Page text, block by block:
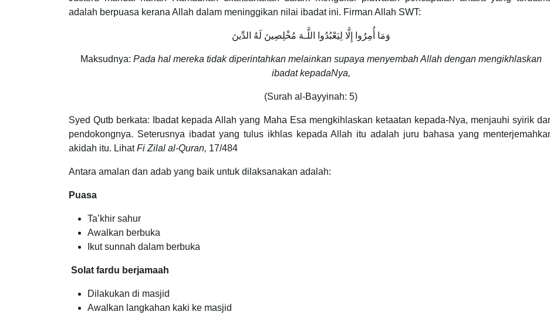
adalah berpuasa kerana Allah dalam meninggikan nilai ibadat ini. Firman Allah SWT:
وَمَا أُمِرُوا إِلَّا لِيَعْبُدُوا اللَّـهَ مُخْلِصِينَ لَهُ الدِّينَ
Maksudnya: Pada hal mereka tidak diperintahkan melainkan supaya menyembah Allah dengan mengikhlaskan
ibadat kepadaNya,
(Surah al-Bayyinah: 5)
Syed Qutb berkata: Ibadat kepada Allah yang Maha Esa mengkihlaskan ketaatan kepada-Nya, menjauhi syirik
pendokongnya. Seterusnya ibadat yang tulus ikhlas kepada Allah itu adalah juru bahasa yang
akidah itu. LihatFi Zilal al-Quran, 17/484
Antara amalan dan adab yang baik untuk dilaksanakan adalah:
Puasa
Ta’khir sahur
Awalkan berbuka
Ikut sunnah dalam berbuka
Solat fardu berjamaah
Dilakukan di masjid
Awalkan langkahan kaki ke masjid